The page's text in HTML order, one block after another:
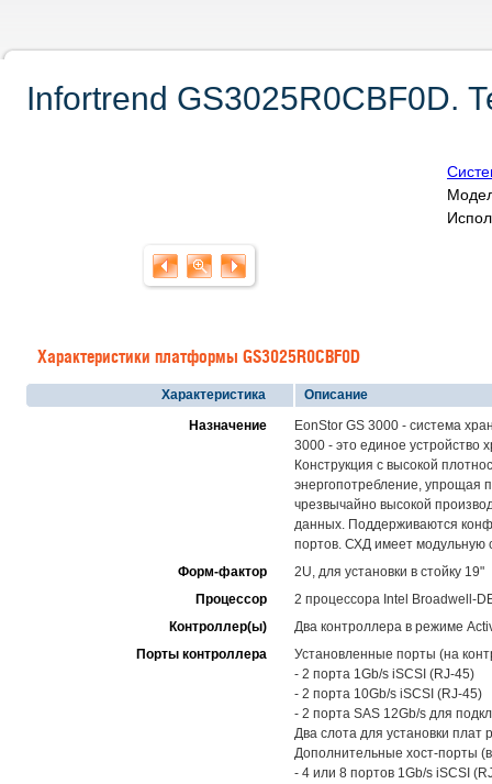
Infortrend GS3025R0CBF0D.
Характеристики платформы GS3025R0CBF0D
Характеристика
Описание
Назначение
EonStor GS 3000 - система
3000 - это единое устройство
Конструкция с высокой
энергопотребление, упрощая
чрезвычайно высокой
данных. Поддерживаются
портов. СХД имеет модульную
Форм-фактор
2U, для установки в стойку 19"
Процессор
2 процессора Intel Broadwell-
Контроллер(ы)
Два контроллера в режиме
Порты контроллера
Установленные порты (на
- 2 порта 1Gb/s iSCSI (RJ-45)
- 2 порта 10Gb/s iSCSI (RJ-45)
- 2 порта SAS 12Gb/s для
Два слота для установки
Дополнительные хост-порты
- 4 или 8 портов 1Gb/s iSCSI